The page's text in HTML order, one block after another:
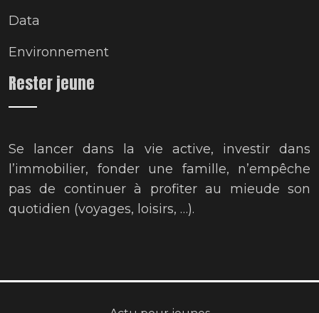
Data
Environnement
Rester jeune
Se lancer dans la vie active, investir dans
l’immobilier, fonder une famille, n’empêche
pas de continuer à profiter au mieude son
quotidien (voyages, loisirs, …).